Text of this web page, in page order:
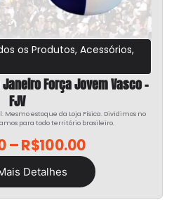
os Produtos, Acessórios,
Força Jovem Vasco –
FJV
Mesmo estoque da Loja Física. Dividimos no
para todo território brasileiro.
–R$100.00
Detalhes